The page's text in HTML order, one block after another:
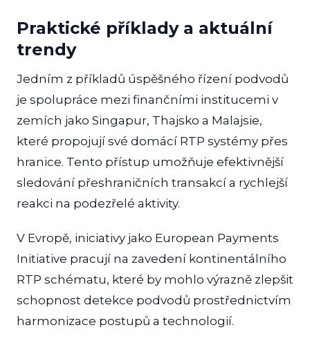
Praktické příklady a aktuální
trendy
Jedním z příkladů úspěšného řízení podvodů
je spolupráce mezi finančními institucemi v
zemích jako Singapur, Thajsko a Malajsie,
které propojují své domácí RTP systémy přes
hranice. Tento přístup umožňuje efektivnější
sledování přeshraničních transakcí a rychlejší
reakci na podezřelé aktivity.
V Evropě, iniciativy jako European Payments
Initiative pracují na zavedení kontinentálního
RTP schématu, které by mohlo výrazně zlepšit
schopnost detekce podvodů prostřednictvím
harmonizace postupů a technologií.